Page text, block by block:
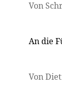
Von
An die
Von